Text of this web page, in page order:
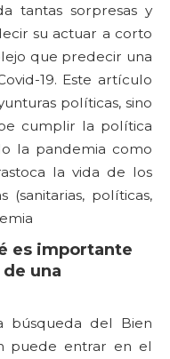
tantas sorpresas y
su actuar a corto
que predecir una
19. Este artículo
políticas, sino
cumplir la política
la pandemia como
la vida de los
(sanitarias, políticas,
es importante
una
búsqueda del Bien
puede entrar en el